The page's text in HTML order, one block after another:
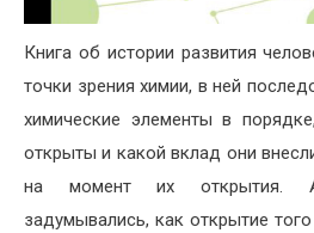
Книга об истории развития
точки зрения химии, в ней
химические элементы в
открыты и какой вклад они
на момент их открытия.
задумывались, как открытие